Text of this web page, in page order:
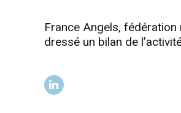
France Angels,
dressé un bilan de